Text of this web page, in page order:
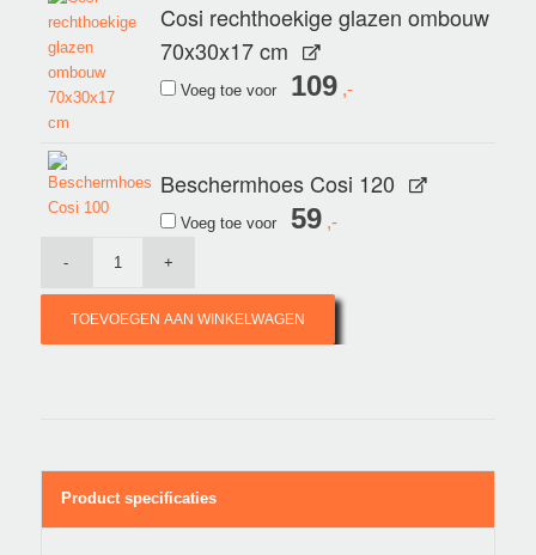
Cosi rechthoekige glazen ombouw
70x30x17 cm
Voeg toe voor 109
Beschermhoes Cosi 120
Voeg toe voor 59
TOEVOEGEN AAN WINKELWAGEN
Product specificaties